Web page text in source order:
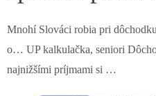
Mnohí Slováci robia pri
o… UP kalkulačka, seniori
najnižšími príjmami si …